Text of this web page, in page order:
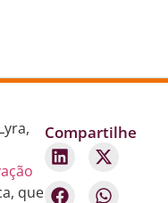
Compartilhe
que